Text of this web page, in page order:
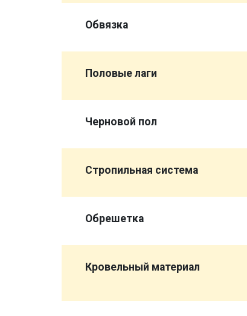
Обвязка
Половые лаги
Черновой пол
Стропильная система
Обрешетка
Кровельный материал